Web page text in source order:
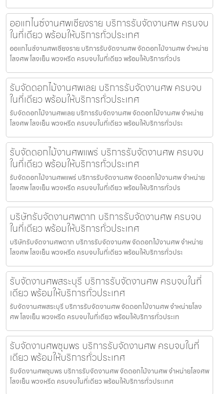
ออแกไนซ์งานศพเชียงราย บริการรับจัดงานศพ ครบจบ
ในที่เดียว พร้อมให้บริการทั่วประเทศ
ออแกไนซ์งานศพเชียงราย บริการรับจัดงานศพ จัดดอกไม้งานศพ จำหน่าย
โลงศพ โลงเย็น พวงหรีด ครบจบในที่เดียว พร้อมให้บริการทั่วปร
รับจัดดอกไม้งานศพเลย บริการรับจัดงานศพ ครบจบ
ในที่เดียว พร้อมให้บริการทั่วประเทศ
รับจัดดอกไม้งานศพเลย บริการรับจัดงานศพ จัดดอกไม้งานศพ จำหน่าย
โลงศพ โลงเย็น พวงหรีด ครบจบในที่เดียว พร้อมให้บริการทั่วประ
รับจัดดอกไม้งานศพแพร่ บริการรับจัดงานศพ ครบจบ
ในที่เดียว พร้อมให้บริการทั่วประเทศ
รับจัดดอกไม้งานศพแพร่ บริการรับจัดงานศพ จัดดอกไม้งานศพ จำหน่าย
โลงศพ โลงเย็น พวงหรีด ครบจบในที่เดียว พร้อมให้บริการทั่วปร
บริษัทรับจัดงานศพตาก บริการรับจัดงานศพ ครบจบ
ในที่เดียว พร้อมให้บริการทั่วประเทศ
บริษัทรับจัดงานศพตาก บริการรับจัดงานศพ จัดดอกไม้งานศพ จำหน่าย
โลงศพ โลงเย็น พวงหรีด ครบจบในที่เดียว พร้อมให้บริการทั่วประ
รับจัดงานศพสระบุรี บริการรับจัดงานศพ ครบจบในที่
เดียว พร้อมให้บริการทั่วประเทศ
รับจัดงานศพสระบุรี บริการรับจัดงานศพ จัดดอกไม้งานศพ จำหน่ายโลง
ศพ โลงเย็น พวงหรีด ครบจบในที่เดียว พร้อมให้บริการทั่วประเท
รับจัดงานศพชุมพร บริการรับจัดงานศพ ครบจบในที่
เดียว พร้อมให้บริการทั่วประเทศ
รับจัดงานศพชุมพร บริการรับจัดงานศพ จัดดอกไม้งานศพ จำหน่ายโลงศพ
โลงเย็น พวงหรีด ครบจบในที่เดียว พร้อมให้บริการทั่วประเทศ